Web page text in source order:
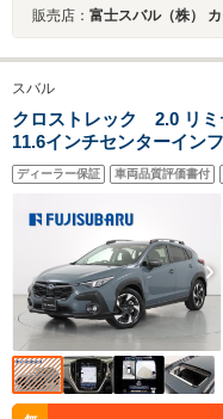
販売店： 富士スバル（株）
スバル
クロストレック 2.0 リ
11.6インチセンターイン
ビ機能 フルセグTV バ
ト シート&ステアリン
ズコントロール
ディーラー保証 車両品質評価書付